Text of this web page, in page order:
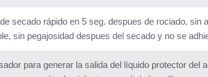
secado rápido en 5 seg. despues de rociado, sin
sin pegajosidad despues del secado y no se
para generar la salida del líquido protector del